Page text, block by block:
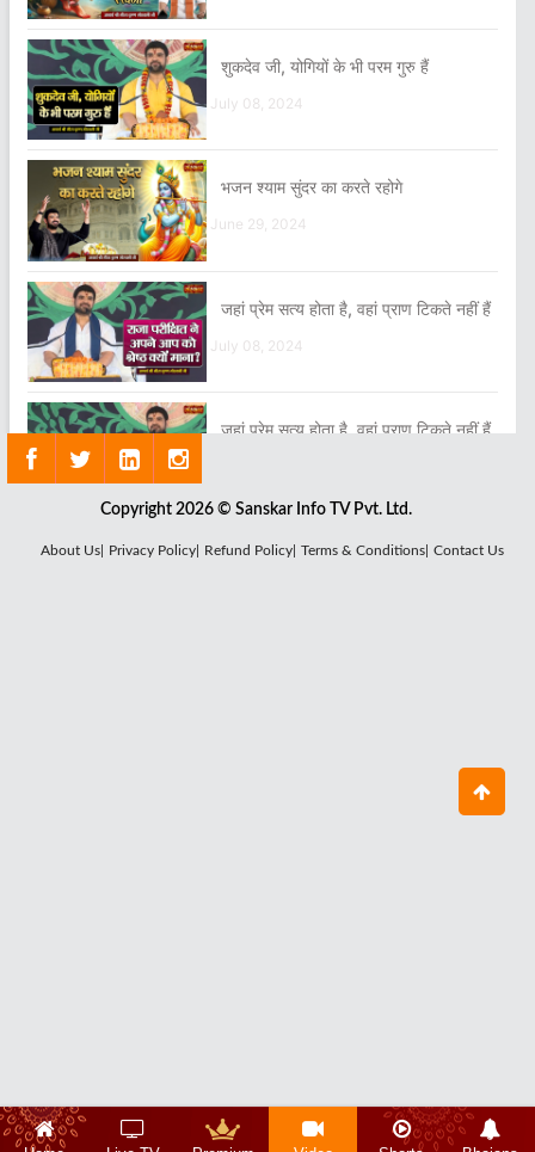
शुकदेव जी, योगियों के भी परम गुरु हैं
July 08, 2024
भजन श्याम सुंदर का करते रहोगे
June 29, 2024
जहां प्रेम सत्य होता है, वहां प्राण टिकते नहीं हैं
July 08, 2024
जहां प्रेम सत्य होता है, वहां प्राण टिकते नहीं हैं
गले का सबसे बड़ा आभूषण सत्य ही है
एक बार जो बांके बिहारी को देख ले, वो उनका ही
Copyright 2026 © Sanskar Info TV Pvt. Ltd.
About Us| Privacy Policy| Refund Policy| Terms & Conditions| Contact Us